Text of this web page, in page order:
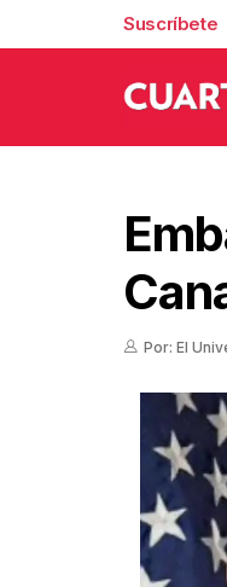
Suscríbete
Por: El